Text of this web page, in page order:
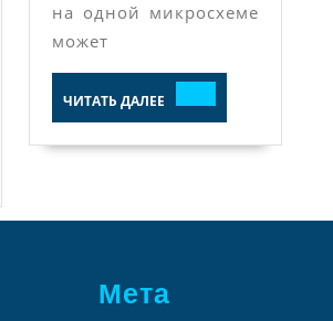
на одной микросхеме
может
ЧИТАТЬ ДАЛЕЕДАЛЕЕ
Мета